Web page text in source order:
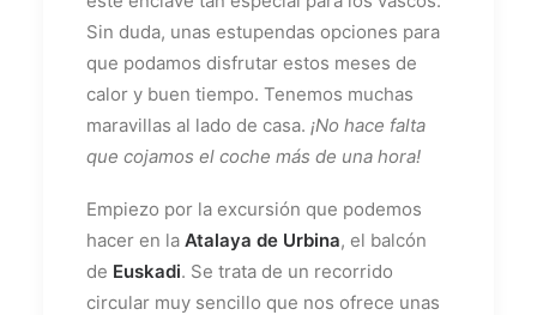
Sin duda, unas estupendas opciones para
que podamos disfrutar estos meses de
calor y buen tiempo. Tenemos muchas
maravillas al lado de casa. ¡No hace falta
que cojamos el coche más de una hora!
Empiezo por la excursión que podemos
hacer en la Atalaya de Urbina, el balcón
de Euskadi. Se trata de un recorrido
circular muy sencillo que nos ofrece unas